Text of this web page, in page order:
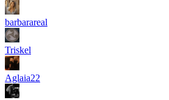
barbarareal
Triskel
Aglaia22